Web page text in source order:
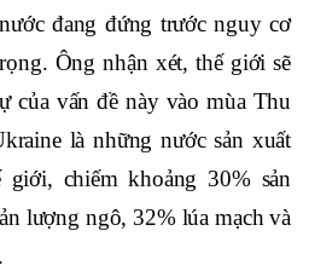
đang đứng trước nguy cơ
Ông nhận xét, thế giới sẽ
của vấn đề này vào mùa Thu
là những nước sản xuất
chiếm khoảng 30% sản
lượng ngô, 32% lúa mạch và